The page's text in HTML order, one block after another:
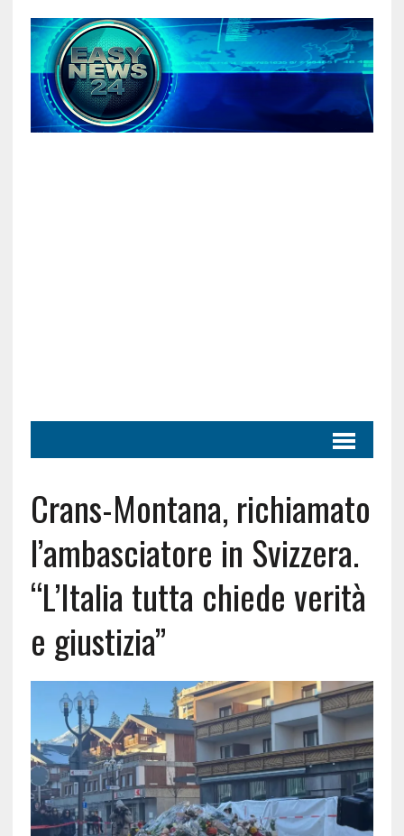
Crans-Montana, richiamato
l’ambasciatore in Svizzera.
“L’Italia tutta chiede verità
e giustizia”